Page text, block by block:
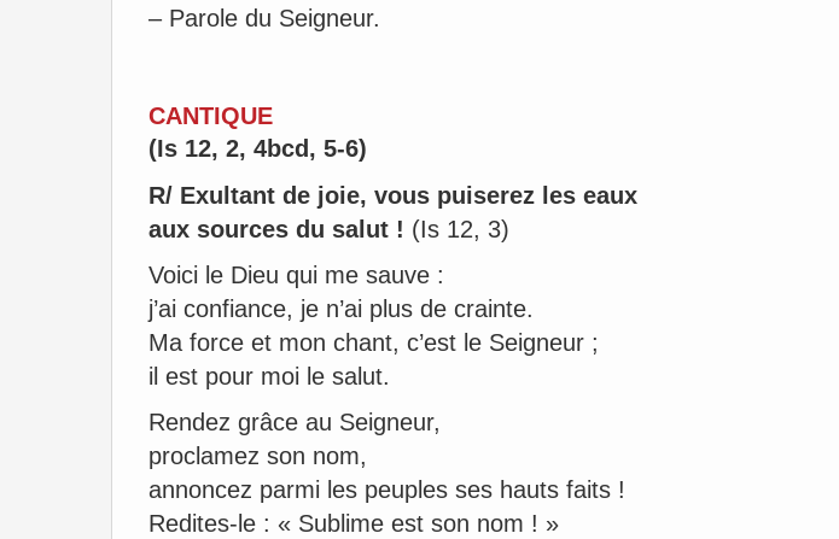
– Parole du Seigneur.
CANTIQUE
(Is 12, 2, 4bcd, 5-6)
R/ Exultant de joie, vous puiserez les eaux
aux sources du salut ! (Is 12, 3)
Voici le Dieu qui me sauve :
j’ai confiance, je n’ai plus de crainte.
Ma force et mon chant, c’est le Seigneur ;
il est pour moi le salut.
Rendez grâce au Seigneur,
proclamez son nom,
annoncez parmi les peuples ses hauts faits !
Redites-le : « Sublime est son nom ! »